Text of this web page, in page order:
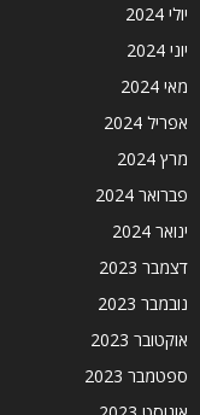
יולי 2024
יוני 2024
מאי 2024
אפריל 2024
מרץ 2024
פברואר 2024
ינואר 2024
דצמבר 2023
נובמבר 2023
אוקטובר 2023
ספטמבר 2023